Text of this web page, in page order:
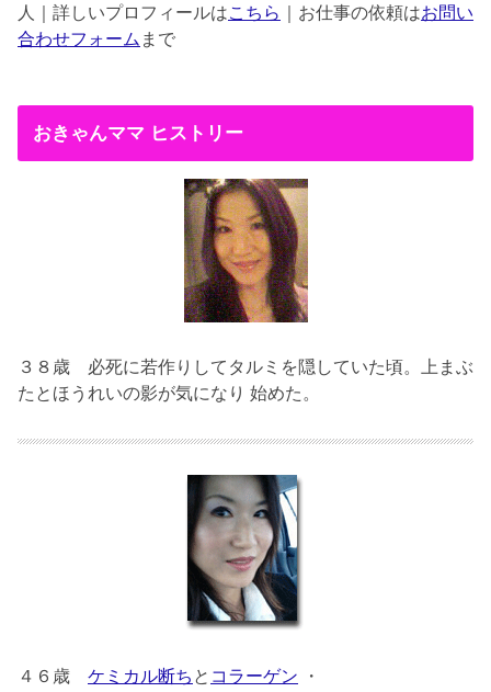
人｜詳しいプロフィールはこちら ｜お仕事の依頼はお問い
合わせフォーム まで
おきゃんママ ヒストリー
３８歳 必死に若作りしてタルミを隠していた頃。上まぶ
たとほうれいの影が気になり 始めた。
４６歳 ケミカル断ち と コラーゲン ・